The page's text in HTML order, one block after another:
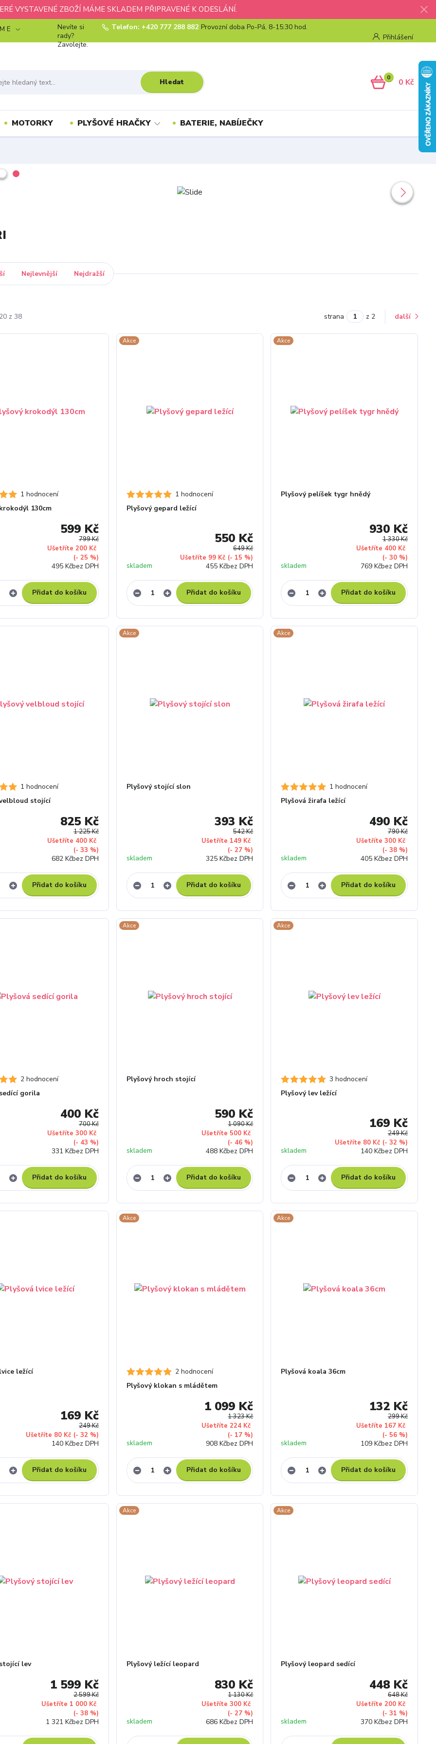
VYSTAVENÉ ZBOŽÍ MÁME SKLADEM PŘIPRAVENÉ K ODESLÁNÍ.
E
Přihlášení
Hledat
Nevíte si
rady?
Zavolejte.
Telefon: +420 777 288 882 Provozní doba Po-Pá, 8-15:30 hod.
0 0 Kč
MOTORKY PLYŠOVÉ HRAČKY BATERIE, NABÍJEČKY
Nejlevnější Nejdražší
z 38 strana z 2 další
1 hodnocení
130cm
799 Kč
Ušetříte 200 Kč
(- 25 %)
599 Kč
495 Kčbez DPH
Přidat do košíku
Akce
1 hodnocení
Plyšový gepard ležící
649 Kč
Ušetříte 99 Kč (- 15 %)
550 Kč
455 Kčbez DPH
skladem
Přidat do košíku
Akce
Plyšový pelíšek tygr hnědý
1 330 Kč
Ušetříte 400 Kč
(- 30 %)
930 Kč
769 Kčbez DPH
skladem
Přidat do košíku
1 hodnocení
stojící
1 225 Kč
Ušetříte 400 Kč
(- 33 %)
825 Kč
682 Kčbez DPH
Přidat do košíku
Akce
Plyšový stojící slon
542 Kč
Ušetříte 149 Kč
(- 27 %)
393 Kč
325 Kčbez DPH
skladem
Přidat do košíku
Akce
1 hodnocení
Plyšová žirafa ležící
790 Kč
Ušetříte 300 Kč
(- 38 %)
490 Kč
405 Kčbez DPH
skladem
Přidat do košíku
2 hodnocení
gorila
700 Kč
Ušetříte 300 Kč
(- 43 %)
400 Kč
331 Kčbez DPH
Přidat do košíku
Akce
Plyšový hroch stojící
1 090 Kč
Ušetříte 500 Kč
(- 46 %)
590 Kč
488 Kčbez DPH
skladem
Přidat do košíku
Akce
3 hodnocení
Plyšový lev ležící
249 Kč
Ušetříte 80 Kč (- 32 %)
169 Kč
140 Kčbez DPH
skladem
Přidat do košíku
ležící
249 Kč
Ušetříte 80 Kč (- 32 %)
169 Kč
140 Kčbez DPH
Přidat do košíku
Akce
2 hodnocení
Plyšový klokan s mládětem
1 323 Kč
Ušetříte 224 Kč
(- 17 %)
1 099 Kč
908 Kčbez DPH
skladem
Přidat do košíku
Akce
Plyšová koala 36cm
299 Kč
Ušetříte 167 Kč
(- 56 %)
132 Kč
109 Kčbez DPH
skladem
Přidat do košíku
lev
2 599 Kč
Ušetříte 1 000 Kč
(- 38 %)
1 599 Kč
1 321 Kčbez DPH
Akce
Plyšový ležící leopard
1 130 Kč
Ušetříte 300 Kč
(- 27 %)
830 Kč
686 Kčbez DPH
skladem
Akce
Plyšový leopard sedící
648 Kč
Ušetříte 200 Kč
(- 31 %)
448 Kč
370 Kčbez DPH
skladem